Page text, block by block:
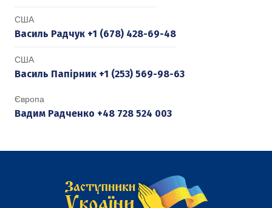
США
Василь Радчук +1 (678) 428-69-48
США
Василь Папірник +1 (253) 569-98-63
Європа
Вадим Радченко +48 728 524 003